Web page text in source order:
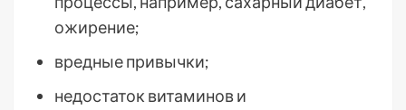
ожирение;
вредные привычки;
недостаток витаминов и